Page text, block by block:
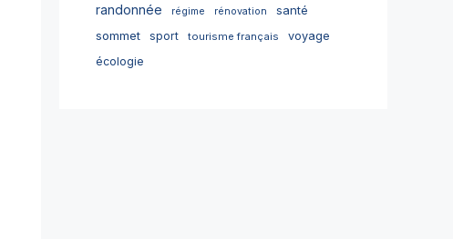
randonnée régime rénovation
santé
sommet
sport tourisme français
voyage
écologie